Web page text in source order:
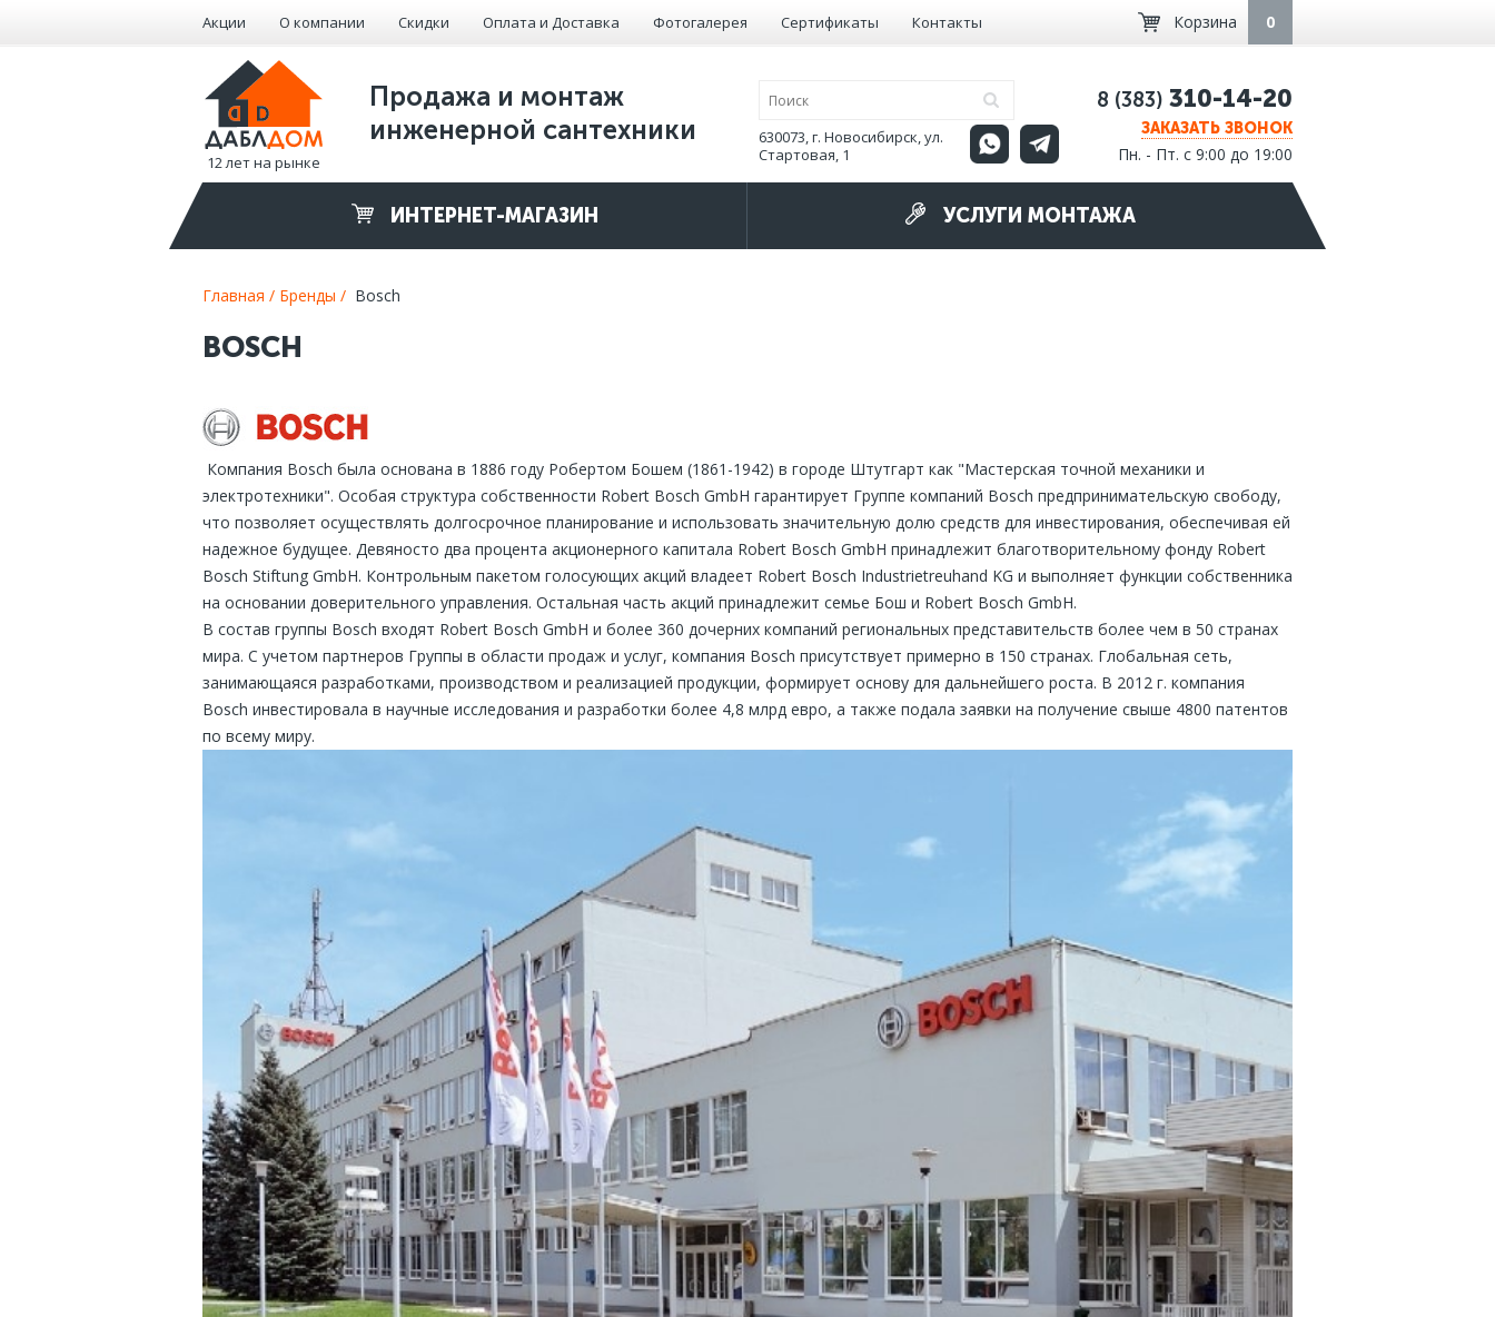
Акции О компании Скидки Оплата и Доставка Фотогалерея Сертификаты Контакты Корзина 0
12 лет на рынке
Продажа и монтаж
инженерной сантехники
630073, г. Новосибирск, ул.
Стартовая, 1
8 (383) 310-14-20
ЗАКАЗАТЬ ЗВОНОК
Пн. - Пт. с 9:00 до 19:00
ИНТЕРНЕТ-МАГАЗИН УСЛУГИ МОНТАЖА
Главная / Бренды / Bosch
BOSCH
Компания Bosch была основана в 1886 году Робертом Бошем (1861-1942) в городе Штутгарт как "Мастерская точной механики и
электротехники". Особая структура собственности Robert Bosch GmbH гарантирует Группе компаний Bosch предпринимательскую свободу,
что позволяет осуществлять долгосрочное планирование и использовать значительную долю средств для инвестирования, обеспечивая ей
надежное будущее. Девяносто два процента акционерного капитала Robert Bosch GmbH принадлежит благотворительному фонду Robert
Bosch Stiftung GmbH. Контрольным пакетом голосующих акций владеет Robert Bosch Industrietreuhand KG и выполняет функции собственника
на основании доверительного управления. Остальная часть акций принадлежит семье Бош и Robert Bosch GmbH.
В состав группы Bosch входят Robert Bosch GmbH и более 360 дочерних компаний региональных представительств более чем в 50 странах
мира. С учетом партнеров Группы в области продаж и услуг, компания Bosch присутствует примерно в 150 странах. Глобальная сеть,
занимающаяся разработками, производством и реализацией продукции, формирует основу для дальнейшего роста. В 2012 г. компания
Bosch инвестировала в научные исследования и разработки более 4,8 млрд евро, а также подала заявки на получение свыше 4800 патентов
по всему миру.